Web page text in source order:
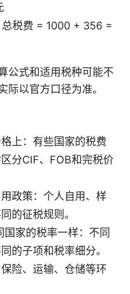
税费 = 1000 + 356 =
公式和适用税种可能不
际以官方口径为准。
上：有些国家的税费
分CIF、FOB和完税价
政策：个人自用、样
的征税规则。
国家的税率一样：不同
的子项和税率细分。
险、运输、仓储等环